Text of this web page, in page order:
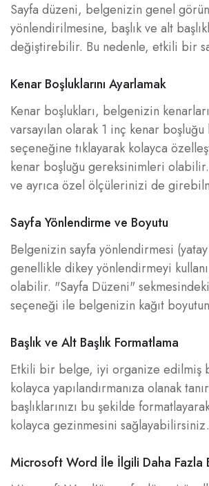
Sayfa düzeni, belgenizin genel
yönlendirilmesine, başlık ve alt
değiştirebilir. Bu nedenle, etkili bir
Kenar Boşluklarını Ayarlamak
Kenar boşlukları, belgenizin
varsayılan olarak 1 inç kenar
seçeneğine tıklayarak kolayca
kenar boşluğu gereksinimleri
ve ayrıca özel ölçülerinizi de
Sayfa Yönlendirme ve Boyutu
Belgenizin sayfa yönlendirmesi
genellikle dikey yönlendirmeyi
olabilir. "Sayfa Düzeni"
seçeneği ile belgenizin kağıt
Başlık ve Alt Başlık Formatlama
Etkili bir belge, iyi organize edilmiş
kolayca yapılandırmanıza olanak
başlıklarınızı bu şekilde
kolayca gezinmesini sağlayabilirsiniz.
Microsoft Word İle İlgili Daha Fazla